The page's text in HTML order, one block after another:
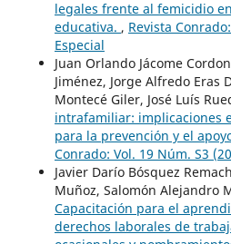
legales frente al femicidio
educativa. , Revista
Especial
Juan Orlando Jácome
Jiménez, Jorge Alfredo Eras
Montecé Giler, José Luís
intrafamiliar: implicaciones
para la prevención y el
Conrado: Vol. 19 Núm. S3
Javier Darío Bósquez
Muñoz, Salomón Alejandro
Capacitación para el
derechos laborales de